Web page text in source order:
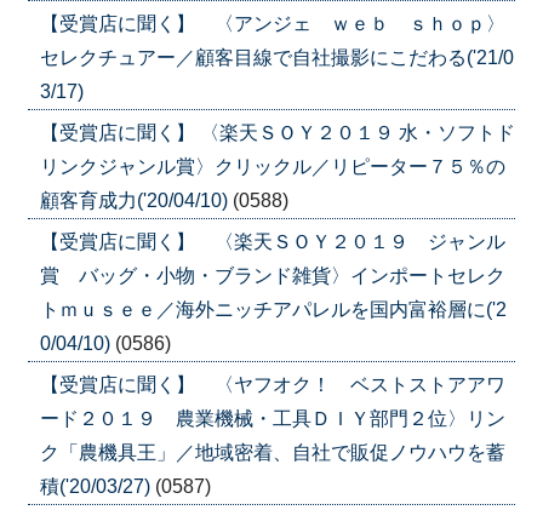
【受賞店に聞く】 〈アンジェ ｗｅｂ ｓｈｏｐ〉
セレクチュアー／顧客目線で自社撮影にこだわる('21/0
3/17)
【受賞店に聞く】 〈楽天ＳＯＹ２０１９ 水・ソフトド
リンクジャンル賞〉クリックル／リピーター７５％の
顧客育成力('20/04/10) (0588)
【受賞店に聞く】 〈楽天ＳＯＹ２０１９ ジャンル
賞 バッグ・小物・ブランド雑貨〉インポートセレク
トｍｕｓｅｅ／海外ニッチアパレルを国内富裕層に('2
0/04/10) (0586)
【受賞店に聞く】 〈ヤフオク！ ベストストアアワ
ード２０１９ 農業機械・工具ＤＩＹ部門２位〉リン
ク「農機具王」／地域密着、自社で販促ノウハウを蓄
積('20/03/27) (0587)